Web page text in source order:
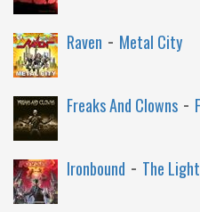
Raven - Metal City
Freaks And Clowns -
Ironbound - The